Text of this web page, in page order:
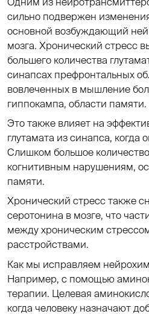
сильно подвержен
основной возбуждающий
мозга. Хронический стресс
большего количества
синапсах префронтальных
вовлеченных в мышление
гиппокампа, области памяти.
Это также влияет на
глутамата из синапса, когда
Слишком большое
когнитивным нарушениям,
памяти.
Хронический стресс также
серотонина в мозге, что
между хроническим
расстройствами.
Как мы исправляем
Например, с помощью
терапии. Целевая
когда человеку назначают